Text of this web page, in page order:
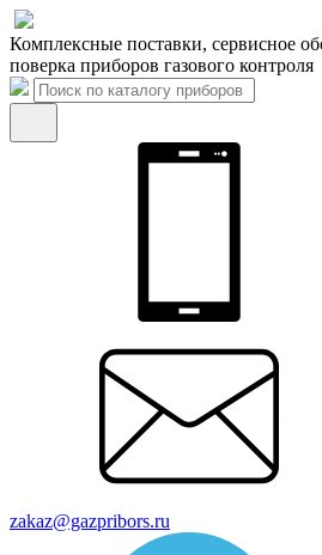
Комплексные поставки, сервисное
поверка приборов газового контроля
zakaz@gazpribors.ru